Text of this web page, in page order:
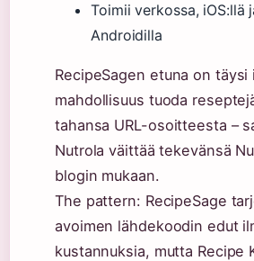
Toimii verkossa, iOS:llä
Androidilla
RecipeSagen etuna on täysi
mahdollisuus tuoda
tahansa URL-osoitteesta –
Nutrola väittää tekevänsä
blogin mukaan.
The pattern: RecipeSage
avoimen lähdekoodin edut
kustannuksia, mutta Recipe